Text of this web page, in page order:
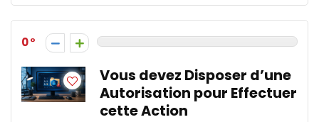
0
Vous devez Disposer d’une
Autorisation pour Effectuer
cette Action​